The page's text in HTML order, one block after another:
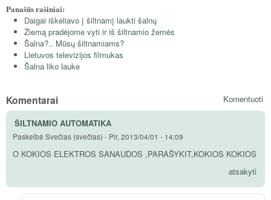
Panašūs rašiniai:
Daigai iškeliavo į šiltnamį laukti šalnų
Žiemą pradėjome vyti ir iš šiltnamio žemės
Šalna?.. Mūsų šiltnamiams?
Lietuvos televizijos filmukas
Šalna liko lauke
Komentuoti
Komentarai
ŠILTNAMIO AUTOMATIKA
Paskelbė Svečias (svečias) - Pir, 2013/04/01 - 14:09
O KOKIOS ELEKTROS SANAUDOS ,PARAŠYKIT,KOKIOS KOKIOS
atsakyti